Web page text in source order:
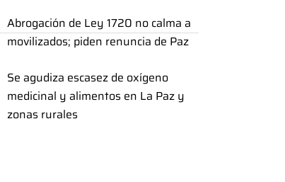
Abrogación de Ley 1720 no calma a
movilizados; piden renuncia de Paz
Se agudiza escasez de oxígeno
medicinal y alimentos en La Paz y
zonas rurales